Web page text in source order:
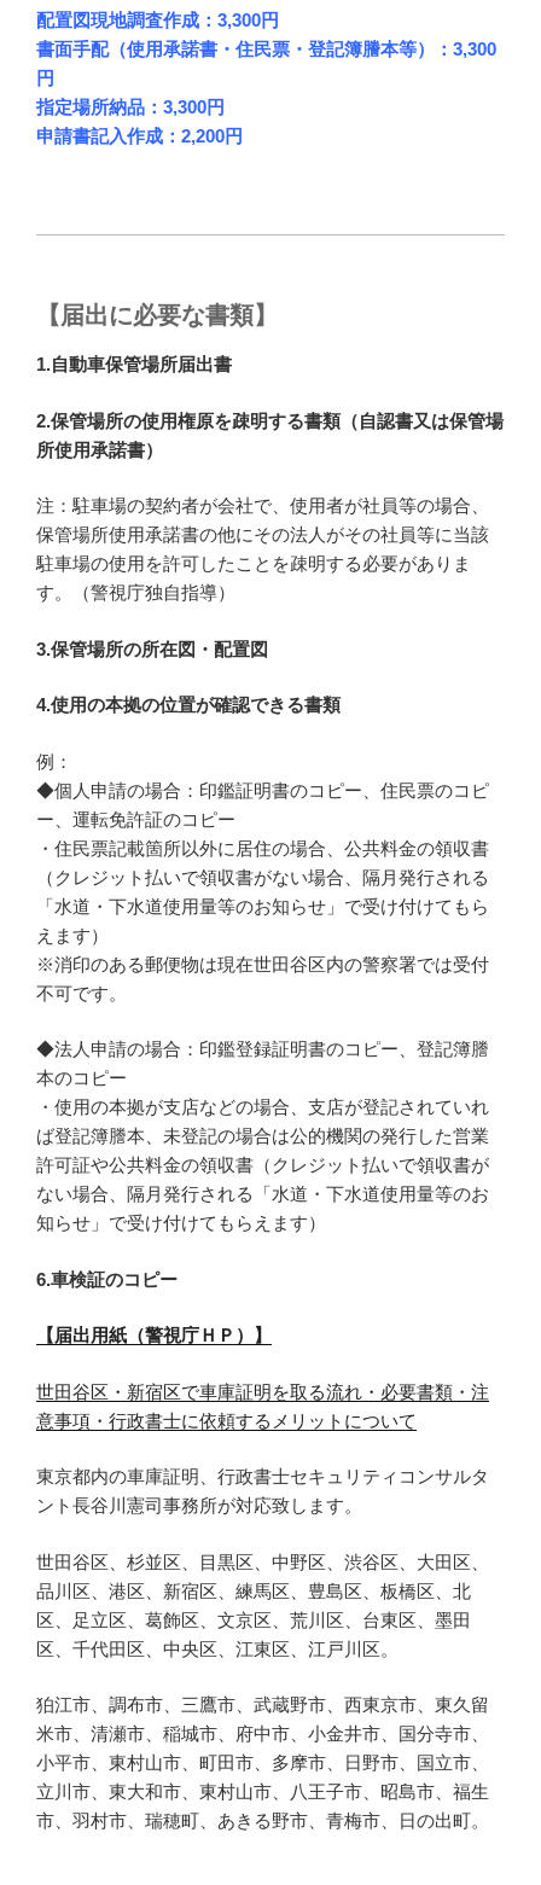
配置図現地調査作成：3,300円
書面手配（使用承諾書・住民票・登記簿謄本等）：3,300
円
指定場所納品：3,300円
申請書記入作成：2,200円
【届出に必要な書類】
1.自動車保管場所届出書
2.保管場所の使用権原を疎明する書類（自認書又は保管場
所使用承諾書）
注：駐車場の契約者が会社で、使用者が社員等の場合、
保管場所使用承諾書の他にその法人がその社員等に当該
駐車場の使用を許可したことを疎明する必要がありま
す。（警視庁独自指導）
3.保管場所の所在図・配置図
4.使用の本拠の位置が確認できる書類
例：
◆個人申請の場合：印鑑証明書のコピー、住民票のコピ
ー、運転免許証のコピー
・住民票記載箇所以外に居住の場合、公共料金の領収書
（クレジット払いで領収書がない場合、隔月発行される
「水道・下水道使用量等のお知らせ」で受け付けてもら
えます）
※消印のある郵便物は現在世田谷区内の警察署では受付
不可です。
◆法人申請の場合：印鑑登録証明書のコピー、登記簿謄
本のコピー
・使用の本拠が支店などの場合、支店が登記されていれ
ば登記簿謄本、未登記の場合は公的機関の発行した営業
許可証や公共料金の領収書（クレジット払いで領収書が
ない場合、隔月発行される「水道・下水道使用量等のお
知らせ」で受け付けてもらえます）
6.車検証のコピー
【届出用紙（警視庁ＨＰ）】
世田谷区・新宿区で車庫証明を取る流れ・必要書類・注
意事項・行政書士に依頼するメリットについて
東京都内の車庫証明、行政書士セキュリティコンサルタ
ント長谷川憲司事務所が対応致します。
世田谷区、杉並区、目黒区、中野区、渋谷区、大田区、
品川区、港区、新宿区、練馬区、豊島区、板橋区、北
区、足立区、葛飾区、文京区、荒川区、台東区、墨田
区、千代田区、中央区、江東区、江戸川区。
狛江市、調布市、三鷹市、武蔵野市、西東京市、東久留
米市、清瀬市、稲城市、府中市、小金井市、国分寺市、
小平市、東村山市、町田市、多摩市、日野市、国立市、
立川市、東大和市、東村山市、八王子市、昭島市、福生
市、羽村市、瑞穂町、あきる野市、青梅市、日の出町。